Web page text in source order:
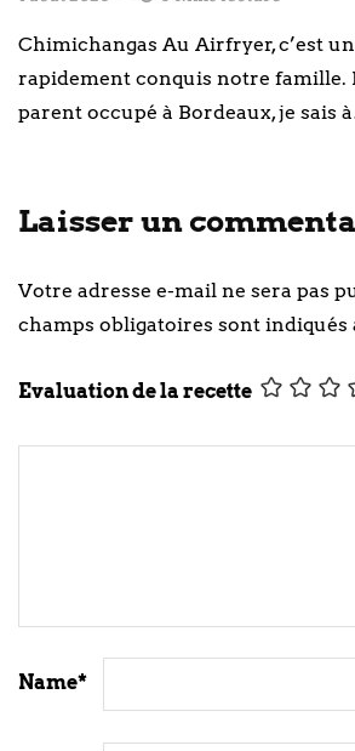
Chimichangas Au Airfryer, c’est
rapidement conquis notre famille.
parent occupé à Bordeaux, je sais
Laisser un
Votre adresse e-mail ne sera pas
champs obligatoires sont indiqués
Evaluation de la recette
Name*